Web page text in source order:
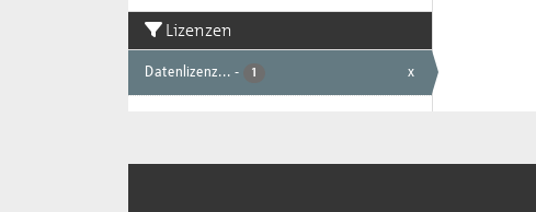
Lizenzen
Datenlizenz... - 1 x